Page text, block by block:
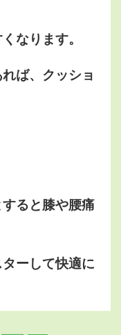
なります。
ば、クッショ
ると膝や腰痛
ーして快適に